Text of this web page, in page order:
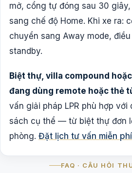
mở, cổng tự đóng sau 30
sang chế độ Home. Khi xe ra:
chuyển sang Away mode,
standby.
Biệt thự, villa compound
đang dùng remote hoặc thẻ
vấn giải pháp LPR phù hợp với
sách cụ thể — từ biệt thự đơn
phòng. Đặt lịch tư vấn miễn phí
FAQ · CÂU HỎI